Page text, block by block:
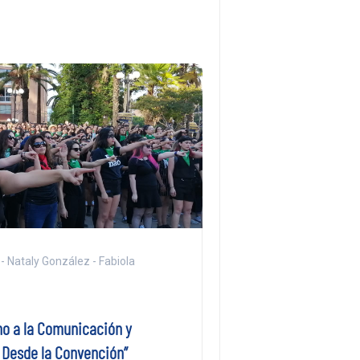
Nataly González - Fabiola
a la Comunicación y
la Convención”